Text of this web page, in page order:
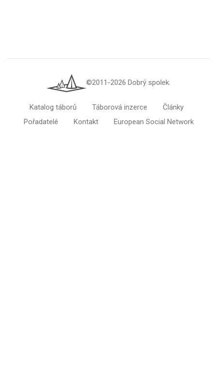
©2011-2026 Dobrý spolek.
Katalog táborů Táborová inzerce
Články
Pořadatelé
Kontakt European Social Network